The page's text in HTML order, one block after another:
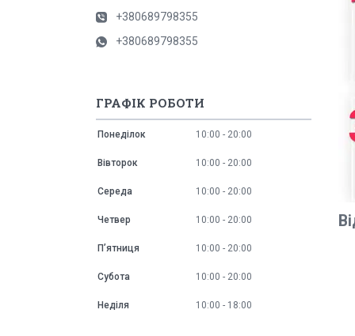
+380689798355
+380689798355
ГРАФІК РОБОТИ
Понеділок 10:00 20:00
Вівторок 10:00 20:00
Середа 10:00 20:00
Четвер 10:00 20:00
Пʼятниця 10:00 20:00
Субота 10:00 20:00
Неділя 10:00 18:00